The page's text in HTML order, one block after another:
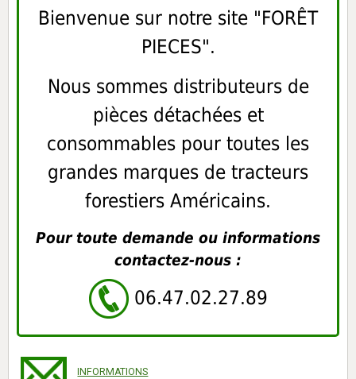
Bienvenue sur notre site "FORÊT
PIECES".
Nous sommes distributeurs de
pièces détachées et
consommables pour toutes les
grandes marques de tracteurs
forestiers Américains.
Pour toute demande ou informations
contactez-nous :
06.47.02.27.89
INFORMATIONS